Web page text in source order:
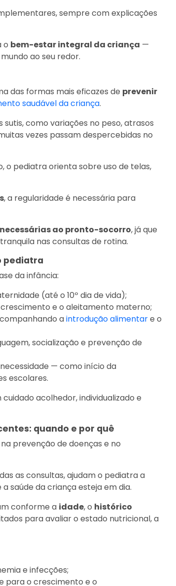
sempre com explicações
o bem-estar integral da criança —
ao seu redor.
das formas mais eficazes de prevenir
saudável da criança.
como variações no peso, atrasos
vezes passam despercebidas no
o pediatra orienta sobre uso de telas,
, a regularidade é necessária para
ao pronto-socorro, já que
nas consultas de rotina.
pediatra
da infância:
(até o 10º dia de vida);
e o aleitamento materno;
aintrodução alimentare o
socialização e prevenção de
— como início da
escolares.
acolhedor, individualizado e
quando e por quê
prevenção de doenças e no
as consultas, ajudam o pediatra a
saúde da criança esteja em dia.
conforme a idade, o histórico
para avaliar o estado nutricional, a
e infecções;
para o crescimento e o